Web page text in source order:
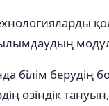
білім берудің
өзіндік